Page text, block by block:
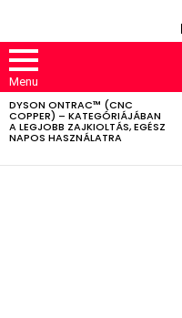
Menu
LATEST
STORIES
DYSON ONTRAC™ (CNC
COPPER) – KATEGÓRIÁJÁBAN
A LEGJOBB ZAJKIOLTÁS, EGÉSZ
NAPOS HASZNÁLATRA